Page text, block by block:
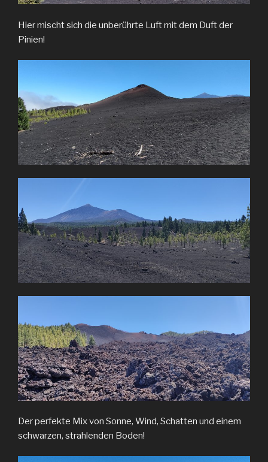
Hier mischt sich die unberührte Luft mit dem Duft der
Pinien!
Der perfekte Mix von Sonne, Wind, Schatten und einem
schwarzen, strahlenden Boden!